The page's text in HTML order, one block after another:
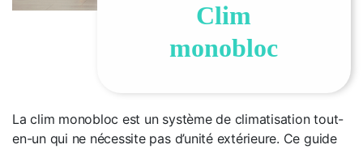
Clim
monobloc
La clim monobloc est un système de climatisation tout-
en-un qui ne nécessite pas d’unité extérieure. Ce guide